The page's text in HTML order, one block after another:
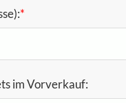
*
im Vorverkauf: